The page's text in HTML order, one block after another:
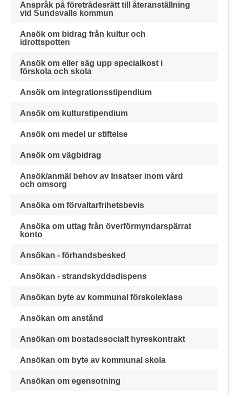
Anspråk på företrädesrätt till återanställning
vid Sundsvalls kommun
Ansök om bidrag från kultur och
idrottspotten
Ansök om eller säg upp specialkost i
förskola och skola
Ansök om integrationsstipendium
Ansök om kulturstipendium
Ansök om medel ur stiftelse
Ansök om vägbidrag
Ansök/anmäl behov av Insatser inom vård
och omsorg
Ansöka om förvaltarfrihetsbevis
Ansöka om uttag från överförmyndarspärrat
konto
Ansökan - förhandsbesked
Ansökan - strandskyddsdispens
Ansökan byte av kommunal förskoleklass
Ansökan om anstånd
Ansökan om bostadssocialt hyreskontrakt
Ansökan om byte av kommunal skola
Ansökan om egensotning